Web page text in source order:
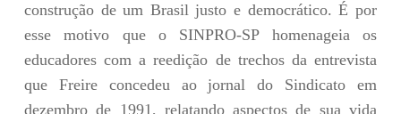
construção de um Brasil justo e democrático. É por
esse motivo que o SINPRO-SP homenageia os
educadores com a reedição de trechos da entrevista
que Freire concedeu ao jornal do Sindicato em
dezembro de 1991, relatando aspectos de sua vida